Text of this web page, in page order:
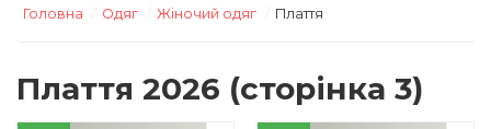
Головна Одяг Жіночий одяг Плаття
Плаття 2026 (сторінка 3)